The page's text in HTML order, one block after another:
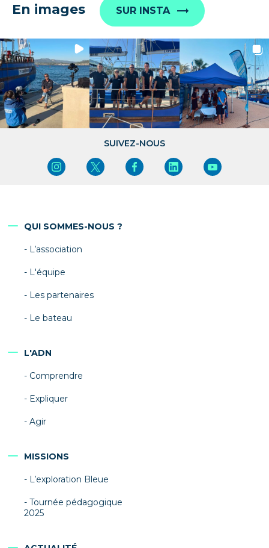
En images SUR INSTA
SUIVEZ-NOUS
QUI SOMMES-NOUS ?
L’association
L'équipe
Les partenaires
Le bateau
L'ADN
Comprendre
Expliquer
Agir
MISSIONS
L’exploration Bleue
Tournée pédagogique
2025